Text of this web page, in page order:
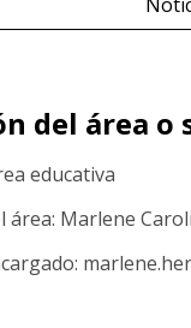
del área o
educativa
área: Marlene